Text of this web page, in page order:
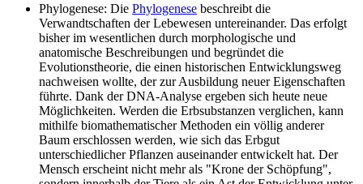
Phylogenese: Die Phylogenese beschreibt die
Verwandtschaften der Lebewesen untereinander. Das erfolgt
bisher im wesentlichen durch morphologische und
anatomische Beschreibungen und begründet die
Evolutionstheorie, die einen historischen Entwicklungsweg
nachweisen wollte, der zur Ausbildung neuer Eigenschaften
führte. Dank der DNA-Analyse ergeben sich heute neue
Möglichkeiten. Werden die Erbsubstanzen verglichen, kann
mithilfe biomathematischer Methoden ein völlig anderer
Baum erschlossen werden, wie sich das Erbgut
unterschiedlicher Pflanzen auseinander entwickelt hat. Der
Mensch erscheint nicht mehr als "Krone der Schöpfung",